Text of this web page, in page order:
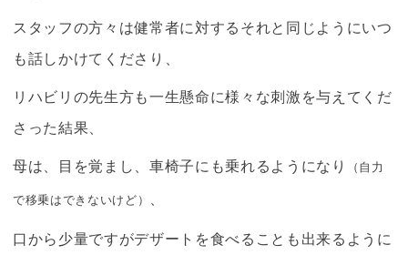
スタッフの方々は健常者に対するそれと同じようにいつ
も話しかけてくださり、
リハビリの先生方も一生懸命に様々な刺激を与えてくだ
さった結果、
母は、目を覚まし、車椅子にも乗れるようになり （自力
で移乗はできないけど） 、
口から少量ですがデザートを食べることも出来るように